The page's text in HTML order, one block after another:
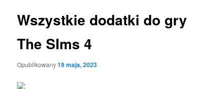
Wszystkie dodatki do gry
The SIms 4
Opublikowany19 maja, 2023